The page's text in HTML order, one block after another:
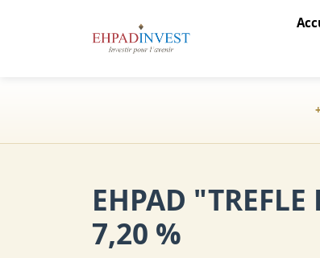
EHPAD
7,20 %